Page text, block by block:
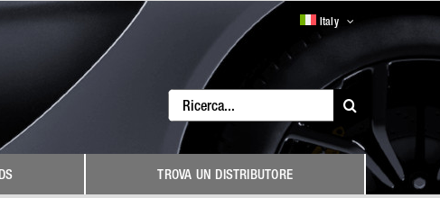
Italy
Search
for:
TROVA UN DISTRIBUTORE